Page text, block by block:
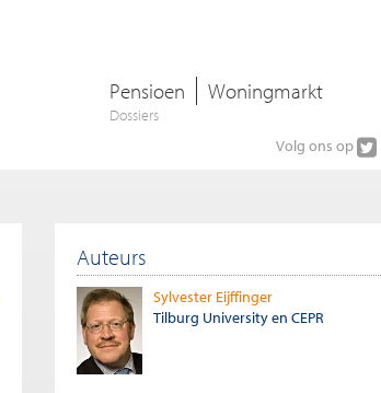
Pensioen Woningmarkt
Dossiers
Volg ons op
Auteurs
Sylvester Eijffinger
Tilburg University en CEPR